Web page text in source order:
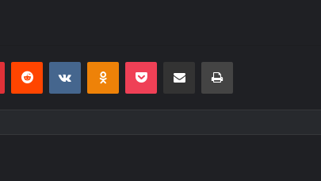
PinterestReddit VKontakteOdnoklassniki
Pocket E-Posta ile paylaş Yazdır